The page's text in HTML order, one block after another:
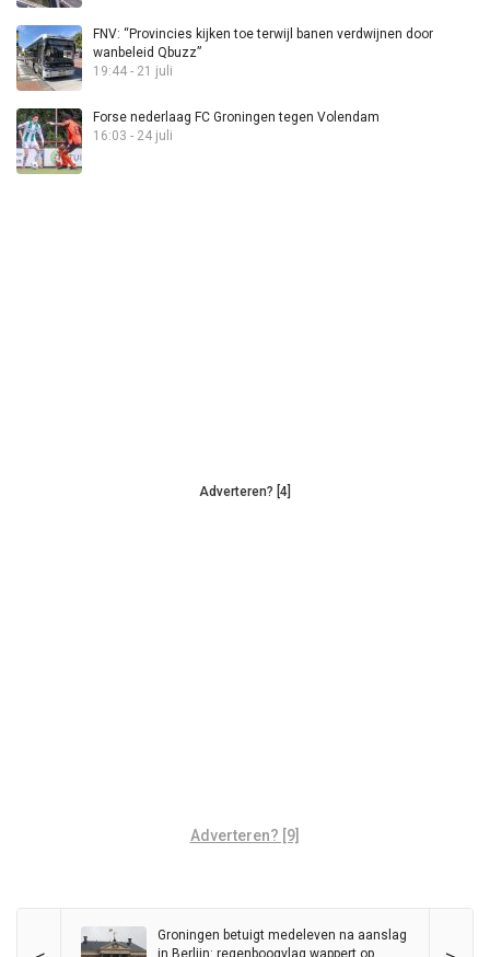
FNV: “Provincies kijken toe terwijl banen verdwijnen door
wanbeleid Qbuzz”
19:44 - 21 juli
Forse nederlaag FC Groningen tegen Volendam
16:03 - 24 juli
Adverteren? [4]
Adverteren? [9]
Groningen betuigt medeleven na aanslag
in Berlijn: regenboogvlag wappert op